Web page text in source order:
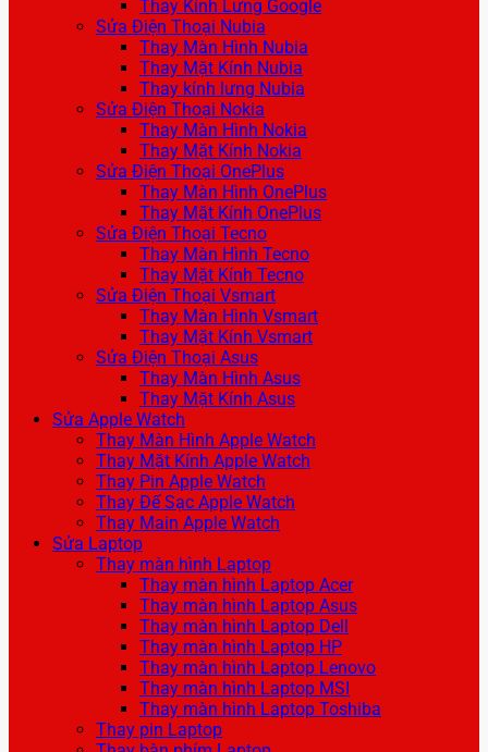
Thay Kính Lưng Google
Sửa Điện Thoại Nubia
Thay Màn Hình Nubia
Thay Mặt Kính Nubia
Thay kính lưng Nubia
Sửa Điện Thoại Nokia
Thay Màn Hình Nokia
Thay Mặt Kính Nokia
Sửa Điện Thoại OnePlus
Thay Màn Hình OnePlus
Thay Mặt Kính OnePlus
Sửa Điện Thoại Tecno
Thay Màn Hình Tecno
Thay Mặt Kính Tecno
Sửa Điện Thoại Vsmart
Thay Màn Hình Vsmart
Thay Mặt Kính Vsmart
Sửa Điện Thoại Asus
Thay Màn Hình Asus
Thay Mặt Kính Asus
Sửa Apple Watch
Thay Màn Hình Apple Watch
Thay Mặt Kính Apple Watch
Thay Pin Apple Watch
Thay Đế Sạc Apple Watch
Thay Main Apple Watch
Sửa Laptop
Thay màn hình Laptop
Thay màn hình Laptop Acer
Thay màn hình Laptop Asus
Thay màn hình Laptop Dell
Thay màn hình Laptop HP
Thay màn hình Laptop Lenovo
Thay màn hình Laptop MSI
Thay màn hình Laptop Toshiba
Thay pin Laptop